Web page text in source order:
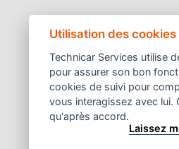
Utilisation des cookies
Technicar Services utilise
pour assurer son bon
cookies de suivi pour
vous interagissez avec lui.
qu'après accord.
Laissez